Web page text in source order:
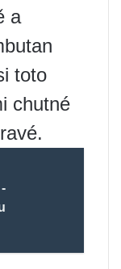
a
toto
chutné